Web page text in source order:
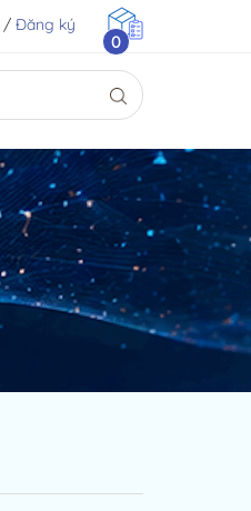
/ Đăng ký
0